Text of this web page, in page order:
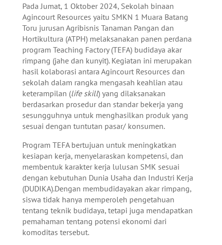
Pada Jumat, 1 Oktober 2024, Sekolah binaan
Agincourt Resources yaitu SMKN 1 Muara Batang
Toru jurusan Agribisnis Tanaman Pangan dan
Hortikultura (ATPH) melaksanakan panen perdana
program Teaching Factory (TEFA) budidaya akar
rimpang (jahe dan kunyit). Kegiatan ini merupakan
hasil kolaborasi antara Agincourt Resources dan
sekolah dalam rangka mengasah keahlian atau
keterampilan (life skill) yang dilaksanakan
berdasarkan prosedur dan standar bekerja yang
sesungguhnya untuk menghasilkan produk yang
sesuai dengan tuntutan pasar/ konsumen.
Program TEFA bertujuan untuk meningkatkan
kesiapan kerja, menyelaraskan kompetensi, dan
membentuk karakter kerja lulusan SMK sesuai
dengan kebutuhan Dunia Usaha dan Industri Kerja
(DUDIKA).Dengan membudidayakan akar rimpang,
siswa tidak hanya memperoleh pengetahuan
tentang teknik budidaya, tetapi juga mendapatkan
pemahaman tentang potensi ekonomi dari
komoditas tersebut.